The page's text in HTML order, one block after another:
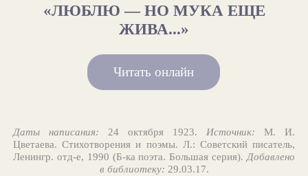
«ЛЮБЛЮ — НО МУКА ЕЩЕ
ЖИВА...»
Читать онлайн
Даты написания: 24 октября 1923. Источник: М. И.
Цветаева. Стихотворения и поэмы. Л.: Советский писатель,
Ленингр. отд-е, 1990 (Б-ка поэта. Большая серия).Добавлено
в библиотеку: 29.03.17.